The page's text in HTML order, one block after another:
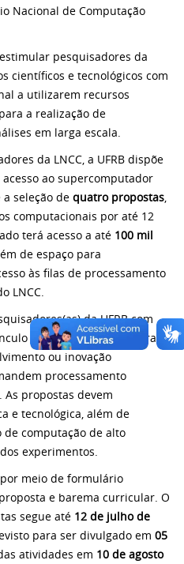
Nacional de Computação
pesquisadores da
científicos e tecnológicos com
a utilizarem recursos
a realização de
em larga escala.
da LNCC, a UFRB dispõe
ao supercomputador
seleção de quatro propostas,
computacionais por até 12
terá acesso a até 100 mil
de espaço para
às filas de processamento
LNCC.
da UFRB com
institucional de 40 horas e
ou inovação
processamento
propostas devem
e tecnológica, além de
computação de alto
experimentos.
meio de formulário
e barema curricular. O
segue até 12 de julho de
para ser divulgado em 05
atividades em 10 de agosto